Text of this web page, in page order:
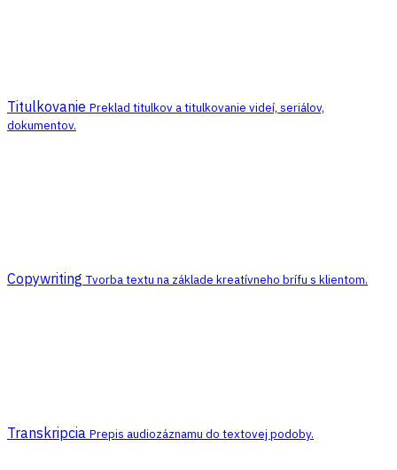
Titulkovanie Preklad titulkov a titulkovanie videí, seriálov,
dokumentov.
Copywriting Tvorba textu na základe kreatívneho brífu s klientom.
Transkripcia Prepis audiozáznamu do textovej podoby.